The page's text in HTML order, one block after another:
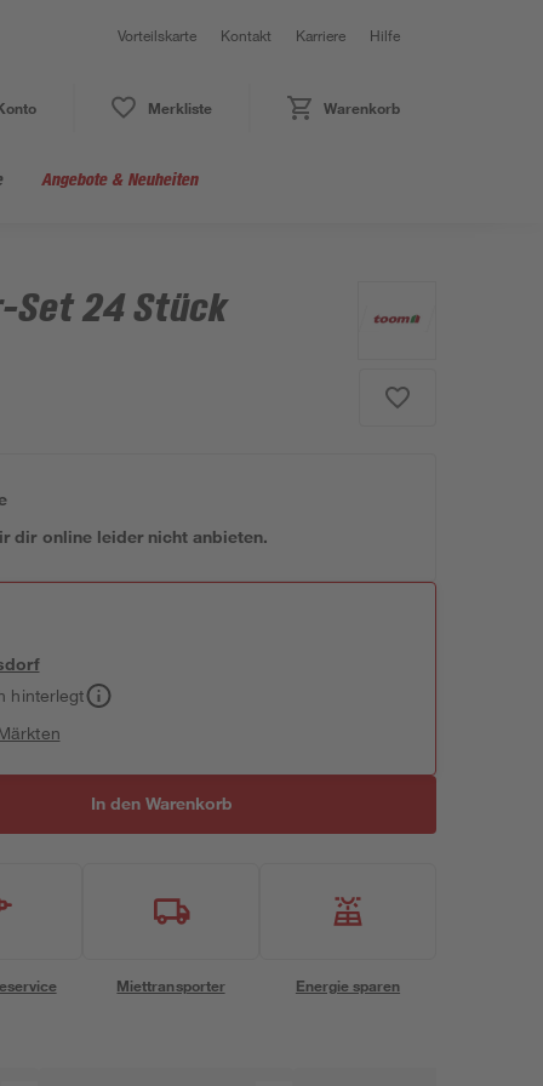
Vorteilskarte Kontakt Karriere Hilfe
Merkliste Warenkorb
Angebote & Neuheiten
Set 24 Stück
dir online leider nicht anbieten.
hinterlegt
In den Warenkorb
Miettransporter Energie sparen